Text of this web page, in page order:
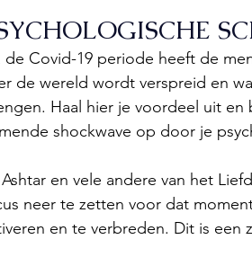
de Covid-19 periode heeft de
de wereld wordt verspreid en
Haal hier je voordeel uit en
shockwave op door je
en vele andere van het
neer te zetten voor dat
en te verbreden. Dit is een